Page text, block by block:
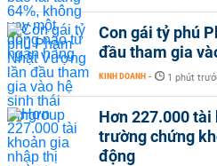
Con gái tỷ phú
đầu tham gia
KINH DOANH - 1 phút
Hơn 227.000
trường chứng
động